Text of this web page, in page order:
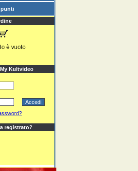
punti
è vuoto
Kultvideo
registrato?